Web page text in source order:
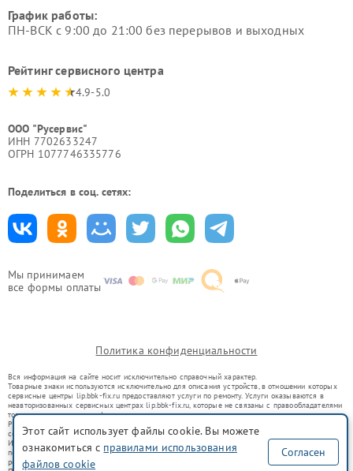
Мы принимаем
все формы оплаты
График работы:
ПН-ВСК с 9:00 до 21:00 без перерывов и выходных
Рейтинг сервисного центра
4.9-5.0
ООО "Русервис"
ИНН 7702633247
ОГРН 1077746335776
Поделиться в соц. сетях:
Политика конфиденциальности
Вся информация на сайте носит исключительно справочный характер.
Товарные знаки используются исключительно для описания устройств, в отношении которых
сервисные центры lip.bbk-fix.ru предоставляют услуги по ремонту. Услуги оказываются в
неавторизованных сервисных центрах lip.bbk-fix.ru, которые не связаны с правообладателями
товарных знаков или их официальными представителями.
Ремонт осуществляется для устройств, уже введенных в гражданский оборот в соответствии
со статьей 1487 ГК РФ.
Использование товарных знаков не преследует цели индивидуализации услуг или введения
потребителей в заблуждение, а служит для информирования о предоставляемых услугах по
ремонту техники указанных брендов.
Этот сайт использует файлы cookie. Вы можете
ознакомиться с правилами использования
файлов cookie
Согласен